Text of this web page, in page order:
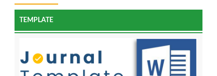
TEMPLATE